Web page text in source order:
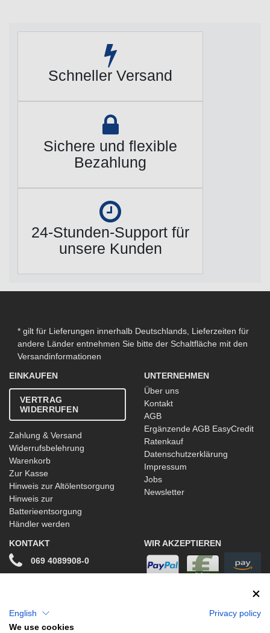
Schneller Versand
Sichere und flexible
Bezahlung
24-Stunden-Support für
unsere Kunden
* gilt für Lieferungen innerhalb Deutschlands, Lieferzeiten für
andere Länder entnehmen Sie bitte der Schaltfläche mit den
Versandinformationen
EINKAUFEN
VERTRAG
WIDERRUFEN
Zahlung & Versand
Widerrufsbelehrung
Warenkorb
Zur Kasse
Hinweis zur Altölentsorgung
Hinweis zur
Batterieentsorgung
Händler werden
UNTERNEHMEN
Über uns
Kontakt
AGB
Ergänzende AGB EasyCredit
Ratenkauf
Datenschutzerklärung
Impressum
Jobs
Newsletter
KONTAKT
069 4089908-0
WIR AKZEPTIEREN
English
Privacy policy
We use cookies